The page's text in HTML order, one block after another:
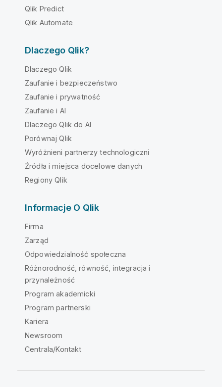
Qlik Predict
Qlik Automate
Dlaczego Qlik?
Dlaczego Qlik
Zaufanie i bezpieczeństwo
Zaufanie i prywatność
Zaufanie i AI
Dlaczego Qlik do AI
Porównaj Qlik
Wyróżnieni partnerzy technologiczni
Źródła i miejsca docelowe danych
Regiony Qlik
Informacje O Qlik
Firma
Zarząd
Odpowiedzialność społeczna
Różnorodność, równość, integracja i
przynależność
Program akademicki
Program partnerski
Kariera
Newsroom
Centrala/Kontakt